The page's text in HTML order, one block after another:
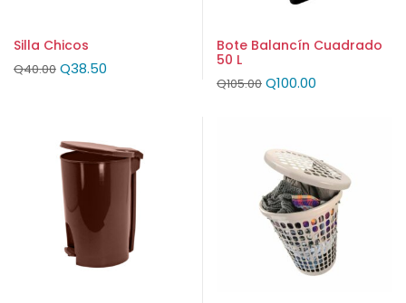
Silla Chicos
Q40.00 Q38.50
Bote Balancín Cuadrado
50 L
Q105.00 Q100.00